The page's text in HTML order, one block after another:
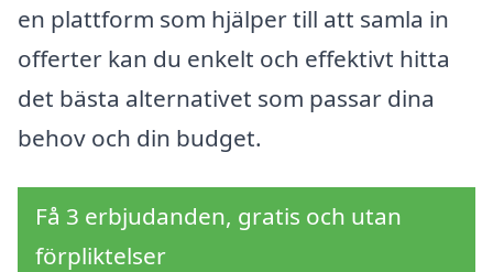
en plattform som hjälper till att samla in
offerter kan du enkelt och effektivt hitta
det bästa alternativet som passar dina
behov och din budget.
Få 3 erbjudanden, gratis och utan
förpliktelser